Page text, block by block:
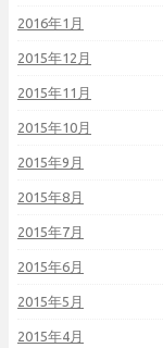
2016年1月
2015年12月
2015年11月
2015年10月
2015年9月
2015年8月
2015年7月
2015年6月
2015年5月
2015年4月